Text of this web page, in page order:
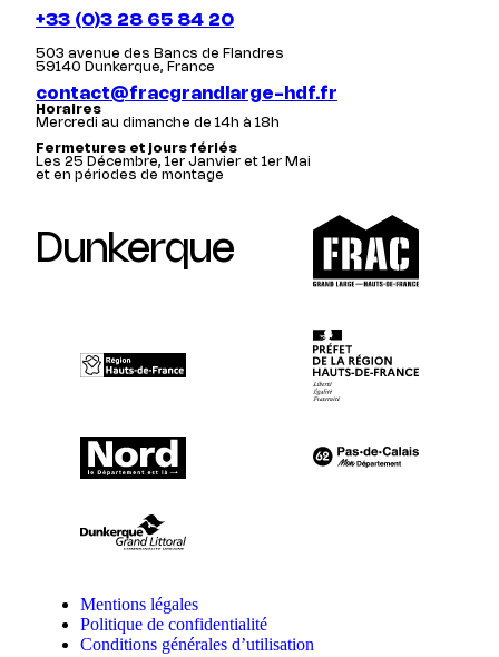
+33 (0)3 28 65 84 20
503 avenue des Bancs de Flandres
59140 Dunkerque, France
contact@fracgrandlarge-hdf.fr
Horaires
Mercredi au dimanche de 14h à 18h
Fermetures et jours fériés
Les 25 Décembre, 1er Janvier et 1er Mai
et en périodes de montage
Dunkerque
Mentions légales
Politique de confidentialité
Conditions générales d’utilisation